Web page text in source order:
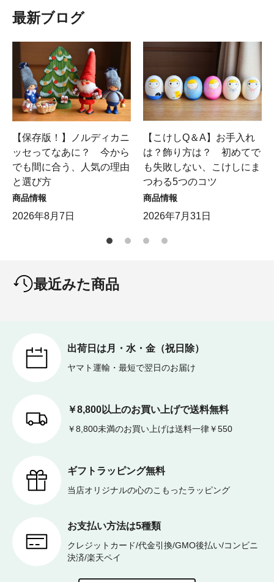
最新ブログ
【保存版！】ノルディカニ
ッセってなあに？ 今から
でも間に合う、人気の理由
と選び方
商品情報
2026年8月7日
【こけしQ＆A】お手入れ
は？飾り方は？ 初めてで
も失敗しない、こけしにま
つわる5つのコツ
商品情報
2026年7月31日
最近みた商品
出荷日は月・水・金（祝日除）
ヤマト運輸・最短で翌日のお届け
￥8,800以上のお買い上げで送料無料
￥8,800未満のお買い上げは送料一律￥550
ギフトラッピング無料
当店オリジナルの心のこもったラッピング
お支払い方法は5種類
クレジットカード/代金引換/GMO後払い/コンビニ
決済/楽天ペイ